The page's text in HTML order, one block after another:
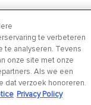
| Gebruiksvoorwaarden
in één of
te verbeteren
te analyseren. Tevens
onze site met onze
Als we een
dat verzoek honoreren.
Privacy Policy